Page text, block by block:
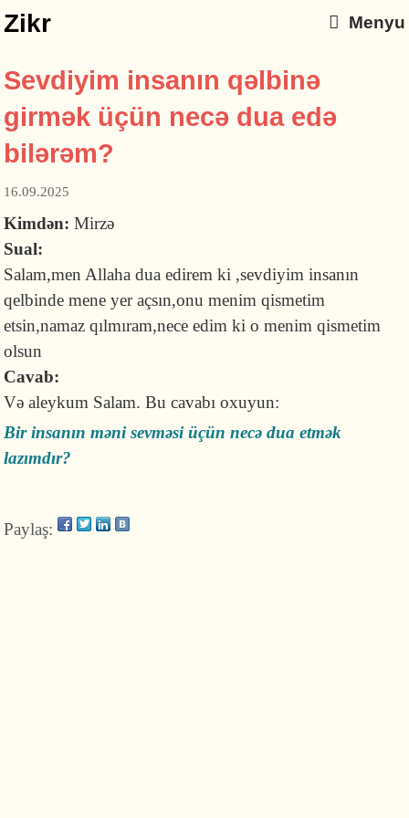
Zikr Menyu
Sevdiyim insanın qəlbinə
girmək üçün necə dua edə
bilərəm?
16.09.2025
Kimdən:Mirzə
Sual:
Salam,men Allaha dua edirem ki ,sevdiyim insanın
qelbinde mene yer açsın,onu menim qismetim
etsin,namaz qılmıram,nece edim ki o menim qismetim
olsun
Cavab:
Və aleykum Salam. Bu cavabı oxuyun:
Bir insanın məni sevməsi üçün necə dua etmək
lazımdır?
Paylaş: